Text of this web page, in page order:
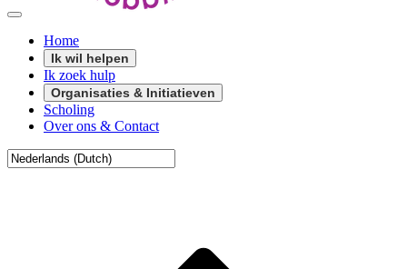
Home
Ik wil helpen
Ik zoek hulp
Organisaties & Initiatieven
Scholing
Over ons & Contact